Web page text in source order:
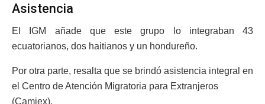
Asistencia
El IGM añade que este grupo lo integraban 43
ecuatorianos, dos haitianos y un hondureño.
Por otra parte, resalta que se brindó asistencia integral en
el Centro de Atención Migratoria para Extranjeros
(Camiex).